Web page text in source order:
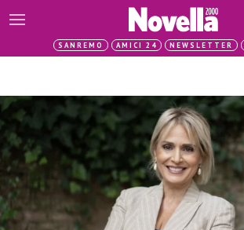
SANREMO AMICI 24 NEWSLETTER